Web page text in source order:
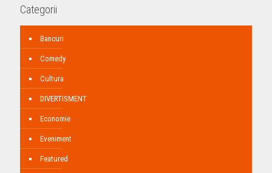
Categorii
Bancuri
Comedy
Cultura
DIVERTISMENT
Economie
Eveniment
Featured